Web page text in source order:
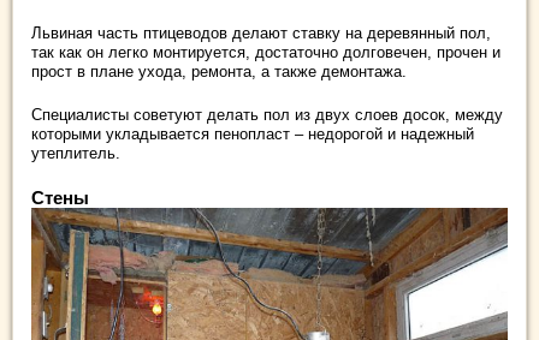
Львиная часть птицеводов делают ставку на деревянный пол,
так как он легко монтируется, достаточно долговечен, прочен и
прост в плане ухода, ремонта, а также демонтажа.
Специалисты советуют делать пол из двух слоев досок, между
которыми укладывается пенопласт – недорогой и надежный
утеплитель.
Стены